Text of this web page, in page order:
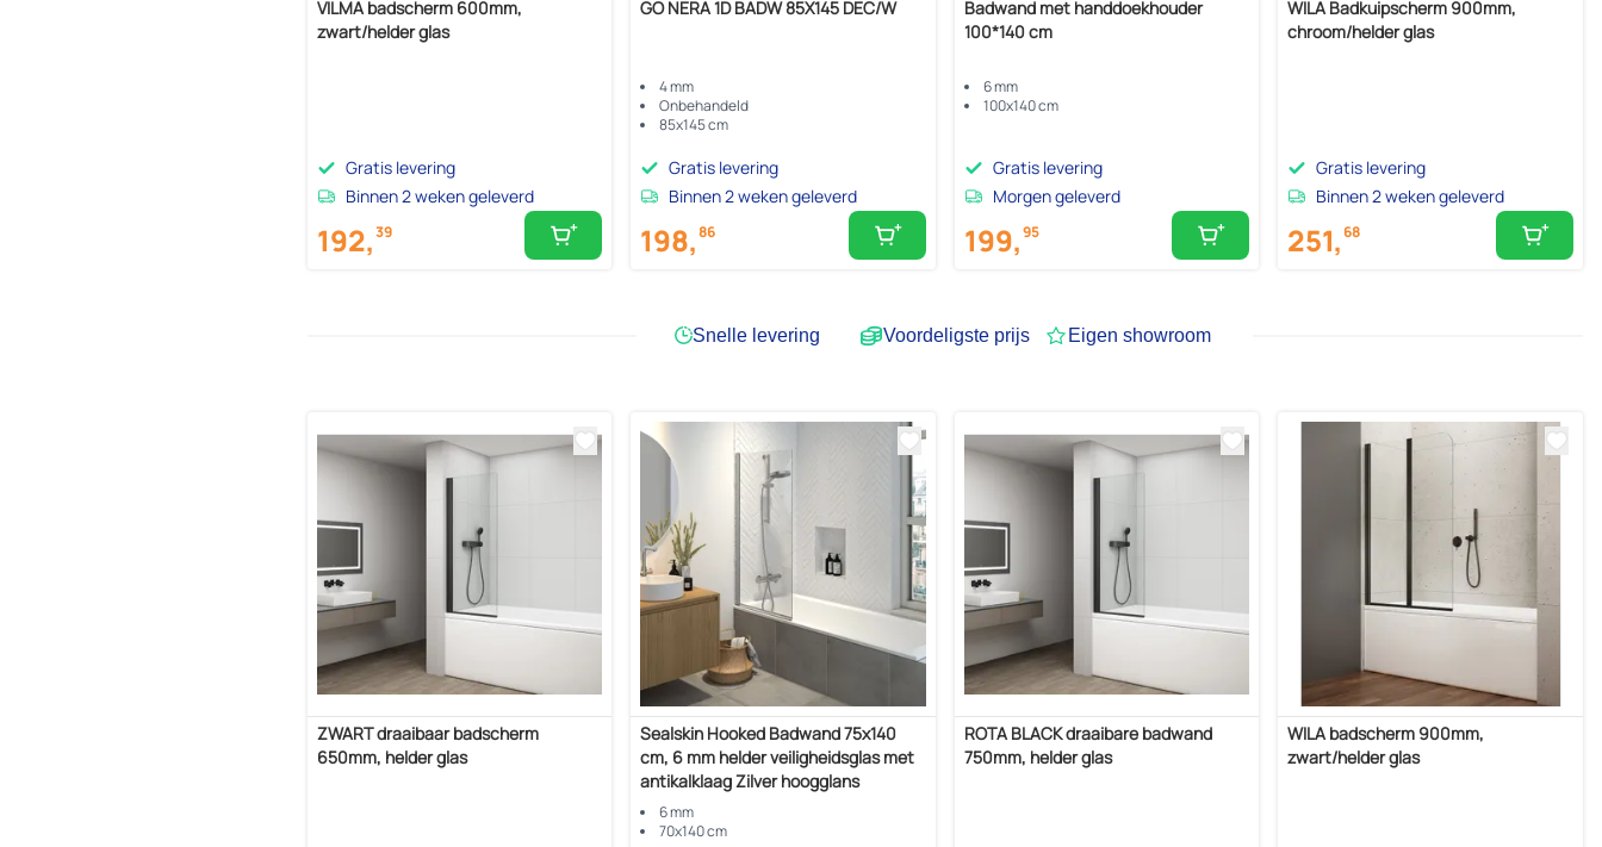
VILMA badscherm 600mm,
zwart/helder glas
Gratis levering
Binnen 2 weken geleverd
192,39
GO NERA 1D BADW 85X145 DEC/W
4 mm
Onbehandeld
85x145 cm
Gratis levering
Binnen 2 weken geleverd
198,86
Badwand met handdoekhouder
100*140 cm
6 mm
100x140 cm
Gratis levering
Morgen geleverd
199,95
WILA Badkuipscherm 900mm,
chroom/helder glas
Gratis levering
Binnen 2 weken geleverd
251,68
Snelle levering Voordeligste prijs Eigen showroom
ZWART draaibaar badscherm
650mm, helder glas
Sealskin Hooked Badwand 75x140
cm, 6 mm helder veiligheidsglas met
antikalklaag Zilver hoogglans
6 mm
70x140 cm
ROTA BLACK draaibare badwand
750mm, helder glas
WILA badscherm 900mm,
zwart/helder glas